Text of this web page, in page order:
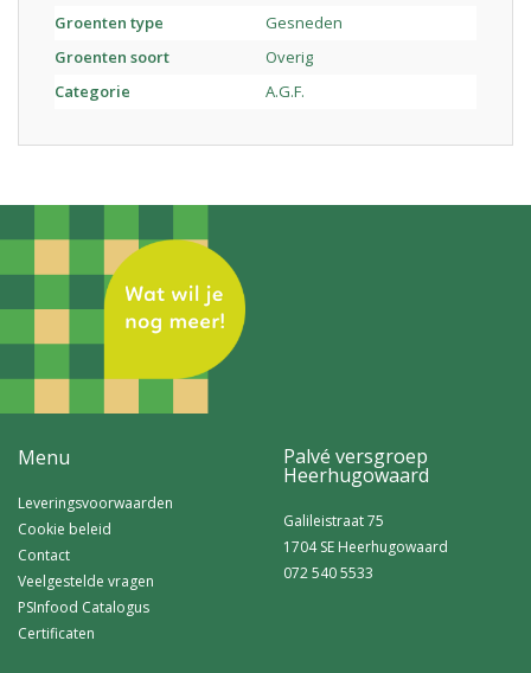
Groenten type
Gesneden
Groenten soort
Overig
Categorie
A.G.F.
Menu
Leveringsvoorwaarden
Cookie beleid
Contact
Veelgestelde vragen
PSInfood Catalogus
Certificaten
Palvé versgroep
Heerhugowaard
Galileistraat 75
1704 SE Heerhugowaard
072 540 5533